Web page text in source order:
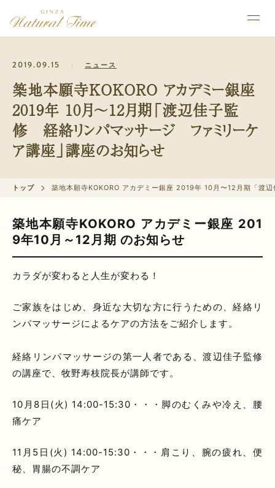
2019.09.15 ニュース
築地本願寺KOKORO アカデミー銀座
2019年 10月〜12月期「渡辺佳子監
修 経絡リンパマッサージ ファミリーケ
ア講座」講座のお知らせ
トップ 築地本願寺KOKORO アカデミー銀座 2019年 10月〜12月期「
築地本願寺KOKORO アカデミー銀座 201
9年10月～12月期 のお知らせ
カラダが変わると人生が変わる！
ご家族をはじめ、身近な大切な方に行うための、経絡リ
ンパマッサージによるケアの方法をご紹介します。
経絡リンパマッサージの第一人者である、渡辺佳子監修
の講座で、牧野寿枝院長が講師です。
10月8日(火) 14:00-15:30・・・脚のむくみや冷え、腰
痛ケア
11月5日(火) 14:00-15:30・・・肩こり、腕の疲れ、便
秘、胃腸の不調ケア